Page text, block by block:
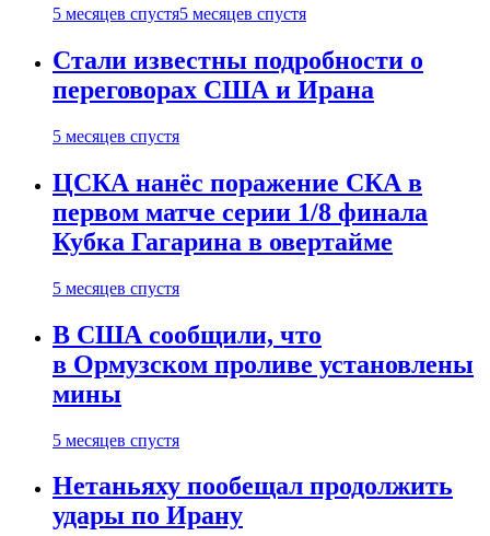
5 месяцев спустя5 месяцев спустя
Стали известны подробности о
переговорах США и Ирана
5 месяцев спустя
ЦСКА нанёс поражение СКА в
первом матче серии 1/8 финала
Кубка Гагарина в овертайме
5 месяцев спустя
В США сообщили, что
в Ормузском проливе установлены
мины
5 месяцев спустя
Нетаньяху пообещал продолжить
удары по Ирану